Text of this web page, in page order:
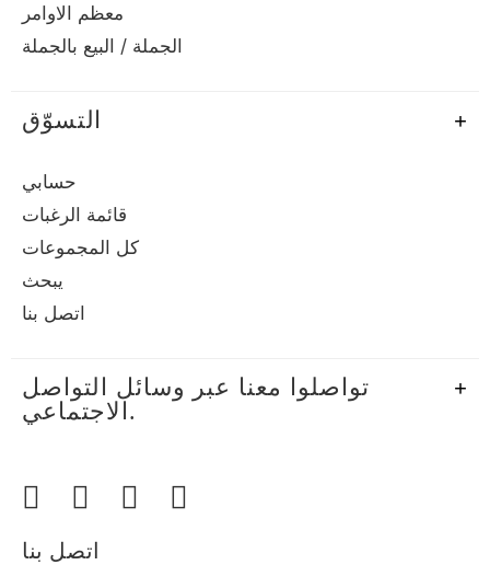
معظم الاوامر
الجملة / البيع بالجملة
التسوّق
حسابي
قائمة الرغبات
كل المجموعات
يبحث
اتصل بنا
تواصلوا معنا عبر وسائل التواصل
الاجتماعي.
اتصل بنا